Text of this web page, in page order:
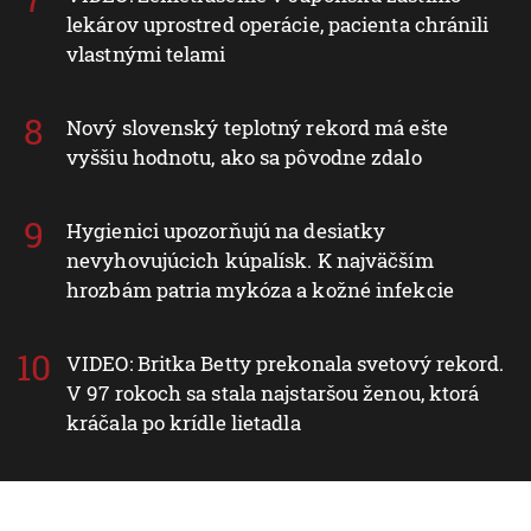
lekárov uprostred operácie, pacienta chránili
vlastnými telami
Nový slovenský teplotný rekord má ešte
vyššiu hodnotu, ako sa pôvodne zdalo
Hygienici upozorňujú na desiatky
nevyhovujúcich kúpalísk. K najväčším
hrozbám patria mykóza a kožné infekcie
VIDEO: Britka Betty prekonala svetový rekord.
V 97 rokoch sa stala najstaršou ženou, ktorá
kráčala po krídle lietadla